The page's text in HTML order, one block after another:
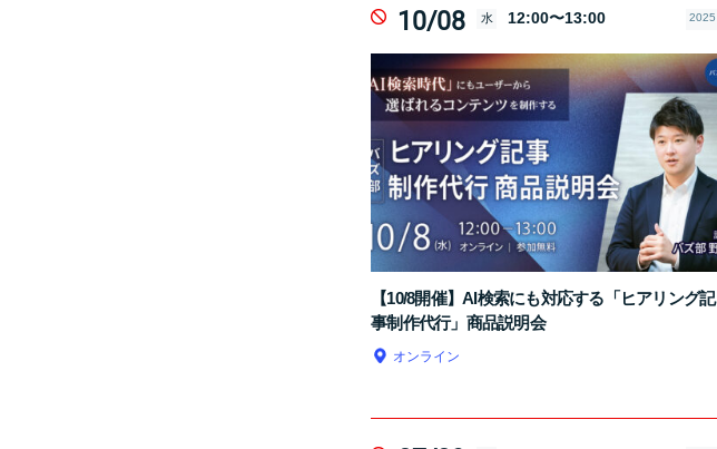
10/08 水 12:00〜13:00 2025
【10/8開催】AI検索にも対応する「ヒアリング記
事制作代行」商品説明会
オンライン